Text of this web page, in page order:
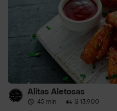
Alitas Aletosas
45 min · $ 13.900